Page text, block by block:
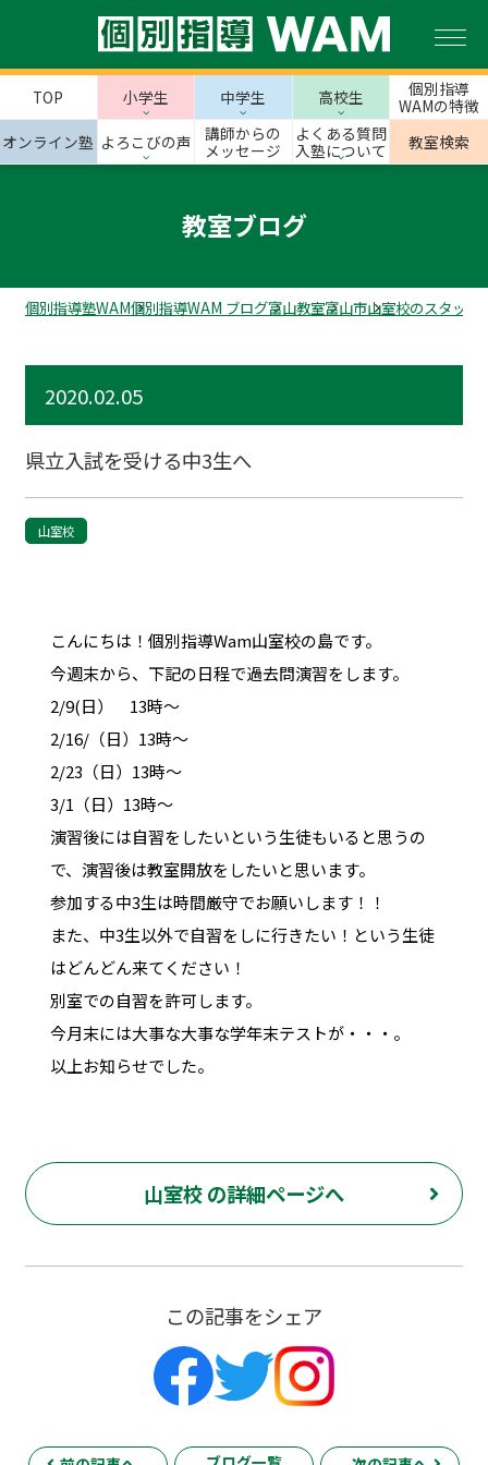
TOP 小学生 中学生 高校生
個別指導
WAMの特徴
オンライン塾 よろこびの声
講師からの
メッセージ
よくある質問
入塾について
教室検索
教室ブログ
個別指導塾WAM個別指導WAM ブログ富山教室富山市山室校のスタッフ
2020.02.05
県立入試を受ける中3生へ
山室校
こんにちは！個別指導Wam山室校の島です。
今週末から、下記の日程で過去問演習をします。
2/9(日） 13時～
2/16/（日）13時～
2/23（日）13時～
3/1（日）13時～
演習後には自習をしたいという生徒もいると思うの
で、演習後は教室開放をしたいと思います。
参加する中3生は時間厳守でお願いします！！
また、中3生以外で自習をしに行きたい！という生徒
はどんどん来てください！
別室での自習を許可します。
今月末には大事な大事な学年末テストが・・・。
以上お知らせでした。
山室校 の詳細ページへ
この記事をシェア